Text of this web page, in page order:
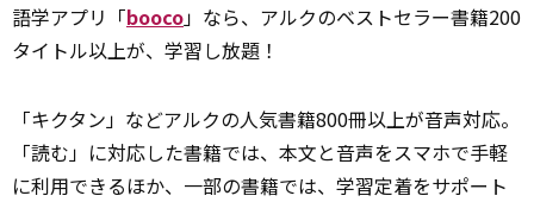
語学アプリ「booco」なら、アルクのベストセラー書籍200
タイトル以上が、学習し放題！
「キクタン」などアルクの人気書籍800冊以上が音声対応。
「読む」に対応した書籍では、本文と音声をスマホで手軽
に利用できるほか、一部の書籍では、学習定着をサポート